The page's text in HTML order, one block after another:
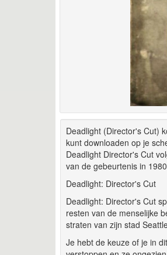
Deadlight (Director's Cut)
kunt downloaden op je
Deadlight Director's Cut
van de gebeurtenis in
Deadlight: Director's Cut
Deadlight: Director's Cut
resten van de menselijke
straten van zijn stad
Je hebt de keuze of je in